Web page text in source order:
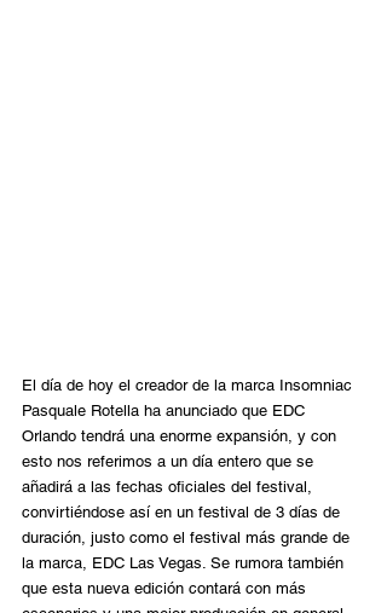
El día de hoy el creador de la marca Insomniac
Pasquale Rotella ha anunciado que EDC
Orlando tendrá una enorme expansión, y con
esto nos referimos a un día entero que se
añadirá a las fechas oficiales del festival,
convirtiéndose así en un festival de 3 días de
duración, justo como el festival más grande de
la marca, EDC Las Vegas. Se rumora también
que esta nueva edición contará con más